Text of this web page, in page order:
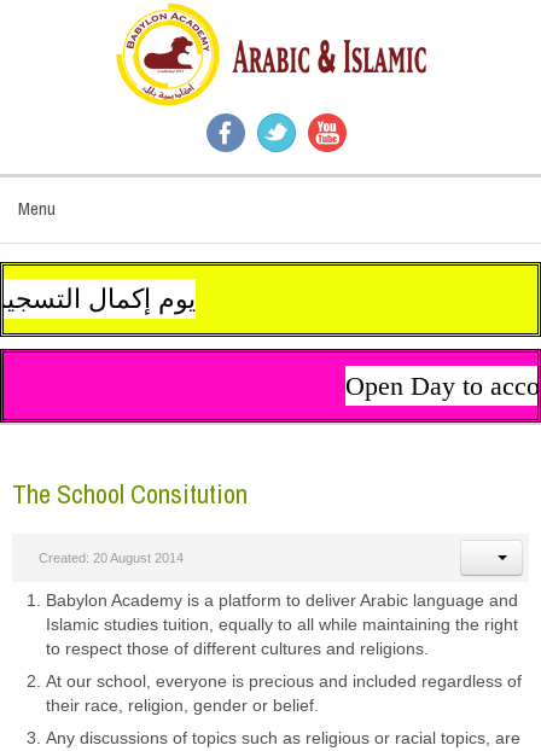
Menu
يوم إكمال التسجيل وإستلام مستلزمات الدراسة سيكون يوم 13 سبتمبر (أيلول) من
Open Day to
The School Consitution
Created: 20 August 2014
Babylon Academy is a platform to deliver Arabic language and
Islamic studies tuition, equally to all while maintaining the right
to respect those of different cultures and religions.
At our school, everyone is precious and included regardless of
their race, religion, gender or belief.
Any discussions of topics such as religious or racial topics, are